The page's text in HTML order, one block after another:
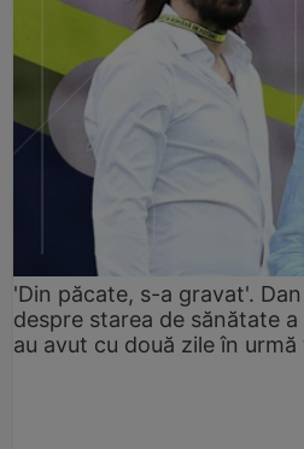
'Din păcate, s-a gravat'.
despre starea de sănătate
au avut cu două zile în urmă